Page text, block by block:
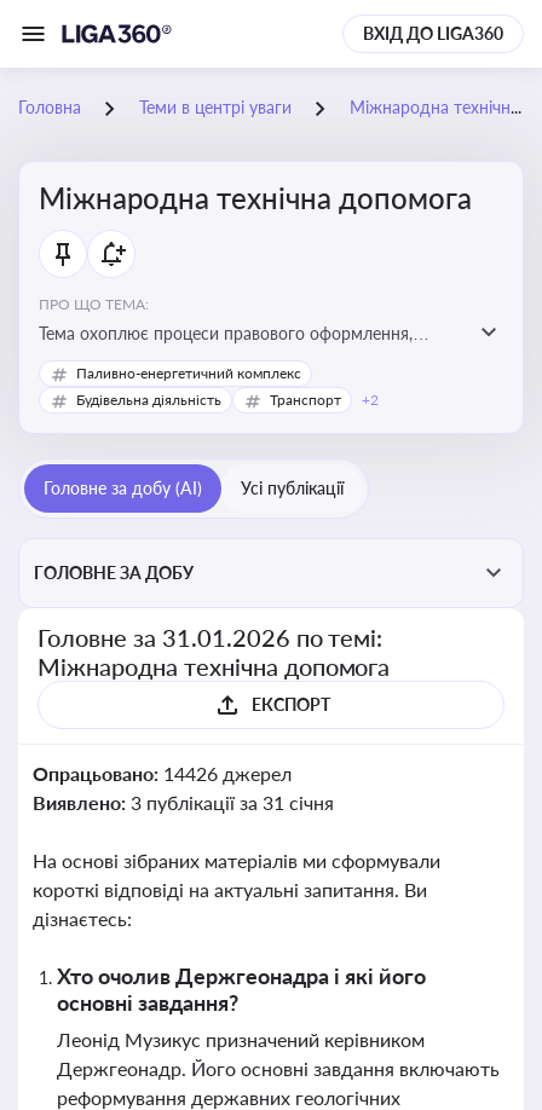
ВХІД ДО LIGA360
Головна Теми в центрі уваги Міжнародна технічна допомога
Міжнародна технічна допомога
ПРО ЩО ТЕМА:
Тема охоплює процеси правового оформлення,
адміністрування і контролю технічної допомоги, що
надається Україні з-за кордону, і є критично
Паливно-енергетичний комплекс
Будівельна діяльність
Транспорт +2
Головне за добу (AI) Усі публікації
ГОЛОВНЕ ЗА ДОБУ
Головне за 31.01.2026 по темі:
Міжнародна технічна допомога
ЕКСПОРТ
Опрацьовано: 14426 джерел
Виявлено: 3 публікації за 31 січня
На основі зібраних матеріалів ми сформували
короткі відповіді на актуальні запитання. Ви
дізнаєтесь:
Хто очолив Держгеонадра і які його
основні завдання?
Леонід Музикус призначений керівником
Держгеонадр. Його основні завдання включають
реформування державних геологічних